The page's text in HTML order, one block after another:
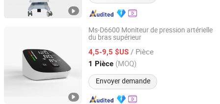
Ms-D6600 Moniteur de pression artérielle
du bras supérieur
4,5-9,5 $US / Pièce
1 Pièce (MOQ)
Envoyer demande
Medical Sources Co., Limited
Jiangsu, China Depuis 2019